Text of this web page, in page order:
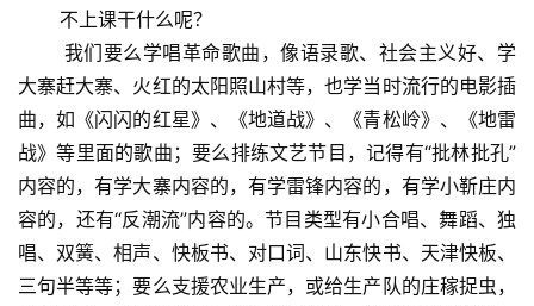
不上课干什么呢？
我们要么学唱革命歌曲，像语录歌、社会主义好、学
大寨赶大寨、火红的太阳照山村等，也学当时流行的电影插
曲，如《闪闪的红星》、《地道战》、《青松岭》、《地雷
战》等里面的歌曲；要么排练文艺节目，记得有“批林批孔”
内容的，有学大寨内容的，有学雷锋内容的，有学小靳庄内
容的，还有“反潮流”内容的。节目类型有小合唱、舞蹈、独
唱、双簧、相声、快板书、对口词、山东快书、天津快板、
三句半等等；要么支援农业生产，或给生产队的庄稼捉虫，